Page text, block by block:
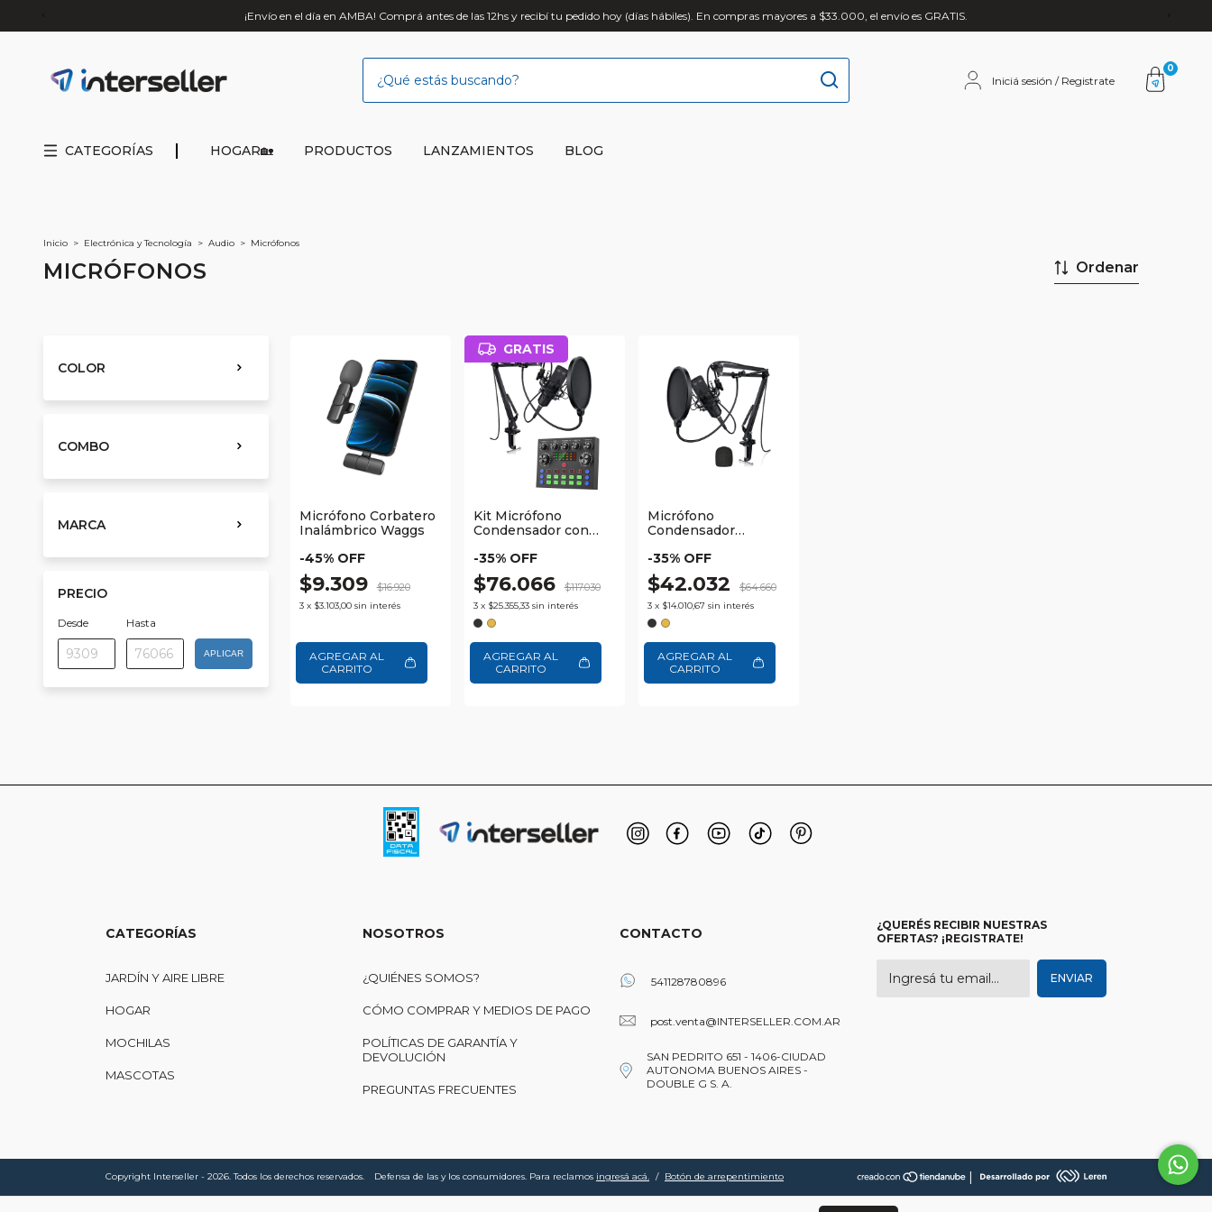
¡Envío en el día en AMBA! Comprá antes de las 12hs y recibí tu pedido hoy (días hábiles). En compras mayores a $33.000, el envío es GRATIS.
Iniciá sesión / Registrate
0
CATEGORÍAS HOGAR🏡 PRODUCTOS LANZAMIENTOS BLOG
Inicio > Electrónica y Tecnología > Audio > Micrófonos
MICRÓFONOS Ordenar
COLOR
COMBO
MARCA
PRECIO
Desde Hasta
APLICAR
Micrófono Corbatero
Inalámbrico Waggs
-45% OFF
$9.309 $16.920
3 x $3.103,00 sin interés
AGREGAR AL
CARRITO
GRATIS
Kit Micrófono
Condensador con
Consola de Sonido
Waggs
-35% OFF
$76.066 $117.030
3 x $25.355,33 sin interés
AGREGAR AL
CARRITO
Micrófono
Condensador
Brazo Waggs
-35% OFF
$42.032 $64.660
3 x $14.010,67 sin interés
AGREGAR AL
CARRITO
CATEGORÍAS
JARDÍN Y AIRE LIBRE
HOGAR
MOCHILAS
MASCOTAS
NOSOTROS
¿QUIÉNES SOMOS?
CÓMO COMPRAR Y MEDIOS DE PAGO
POLÍTICAS DE GARANTÍA Y
DEVOLUCIÓN
PREGUNTAS FRECUENTES
CONTACTO
541128780896
post.venta@INTERSELLER.COM.AR
SAN PEDRITO 651 - 1406-CIUDAD
AUTONOMA BUENOS AIRES -
DOUBLE G S. A.
¿QUERÉS RECIBIR NUESTRAS
OFERTAS? ¡REGISTRATE!
Copyright Interseller - 2026. Todos los derechos reservados. Defensa de las y los consumidores. Para reclamos ingresá acá. / Botón de arrepentimiento |